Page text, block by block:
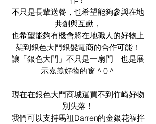
不只是長輩送餐，也希望能夠參與在地
共創與互動，
也希望能夠有機會將在地職人的好物上
架到銀色大門銀髮電商的合作可能！
讓「銀色大門」不只是一扇門，也是展
示嘉義好物的窗＾0＾
現在在銀色大門商城還買不到竹崎好物
別失落！
我們可以支持馬祖Darren的金銀花福拌